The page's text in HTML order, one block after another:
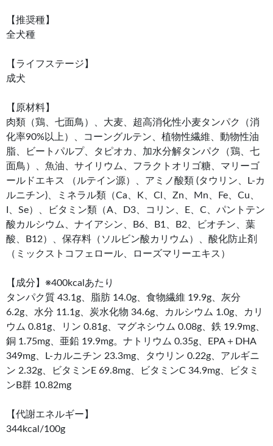
【推奨種】
全犬種
【ライフステージ】
成犬
【原材料】
肉類（鶏、七面鳥）、大麦、超高消化性小麦タンパク（消
化率90%以上）、コーングルテン、植物性繊維、動物性油
脂、ビートパルプ、タピオカ、加水分解タンパク（鶏、七
面鳥）、魚油、サイリウム、フラクトオリゴ糖、マリーゴ
ールドエキス （ルテイン源）、アミノ酸類 (タウリン、L-カ
ルニチン)、ミネラル類（Ca、K、Cl、Zn、Mn、Fe、Cu、
I、Se）、ビタミン類（A、D3、コリン、E、C、パントテン
酸カルシウム、ナイアシン、B6、B1、B2、ビオチン、葉
酸、B12）、保存料（ソルビン酸カリウム）、酸化防止剤
（ミックストコフェロール、ローズマリーエキス）
【成分】※400kcalあたり
タンパク質 43.1g、脂肪 14.0g、食物繊維 19.9g、灰分
6.2g、水分 11.1g、炭水化物 34.6g、カルシウム 1.0g、カリ
ウム 0.81g、リン 0.81g、マグネシウム 0.08g、鉄 19.9mg、
銅 1.75mg、亜鉛 19.9mg。ナトリウム 0.35g、EPA＋DHA
349mg、L-カルニチン 23.3mg、タウリン 0.22g、アルギニ
ン 2.32g、ビタミンE 69.8mg、ビタミンC 34.9mg、ビタミ
ンB群 10.82mg
【代謝エネルギー】
344kcal/100g